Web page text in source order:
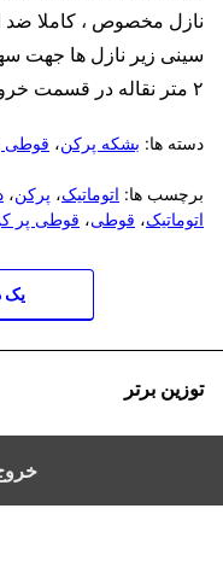
نازل مخصوص ، کاملا ضد
سینی زیر نازل ها جهت
۲ متر نقاله در قسمت خروجی با قابلیت تنظیم عرض نقاله
دسته ها: بشکه پرکن، قوطی
برچسب ها: اتوماتیک، پرکن،
اتوماتیک، قوطی، قوطی پر
یک
توزین برتر